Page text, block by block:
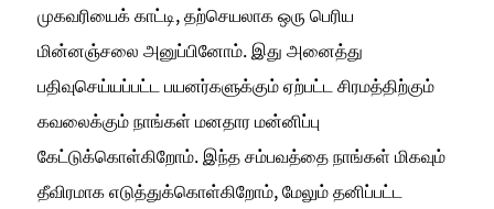
முகவரியைக் காட்டி, தற்செயலாக ஒரு பெரிய
மின்னஞ்சலை அனுப்பினோம். இது அனைத்து
பதிவுசெய்யப்பட்ட பயனர்களுக்கும் ஏற்பட்ட சிரமத்திற்கும்
கவலைக்கும் நாங்கள் மனதார மன்னிப்பு
கேட்டுக்கொள்கிறோம். இந்த சம்பவத்தை நாங்கள் மிகவும்
தீவிரமாக எடுத்துக்கொள்கிறோம், மேலும் தனிப்பட்ட